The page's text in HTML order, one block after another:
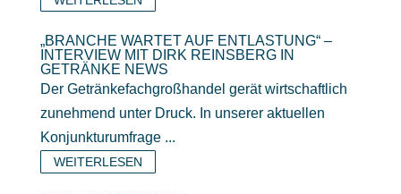
„BRANCHE WARTET AUF ENTLASTUNG“ –
INTERVIEW MIT DIRK REINSBERG IN
GETRÄNKE NEWS
Der Getränkefachgroßhandel gerät wirtschaftlich
zunehmend unter Druck. In unserer aktuellen
Konjunkturumfrage ...
WEITERLESEN